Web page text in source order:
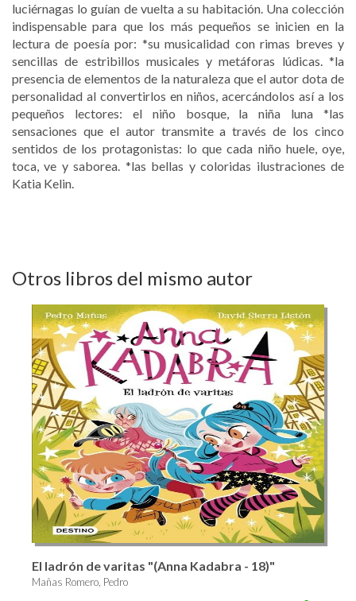
luciérnagas lo guían de vuelta a su habitación. Una colección
indispensable para que los más pequeños se inicien en la
lectura de poesía por: *su musicalidad con rimas breves y
sencillas de estribillos musicales y metáforas lúdicas. *la
presencia de elementos de la naturaleza que el autor dota de
personalidad al convertirlos en niños, acercándolos así a los
pequeños lectores: el niño bosque, la niña luna *las
sensaciones que el autor transmite a través de los cinco
sentidos de los protagonistas: lo que cada niño huele, oye,
toca, ve y saborea. *las bellas y coloridas ilustraciones de
Katia Kelin.
Otros libros del mismo autor
El ladrón de varitas "(Anna Kadabra - 18)"
Mañas Romero, Pedro